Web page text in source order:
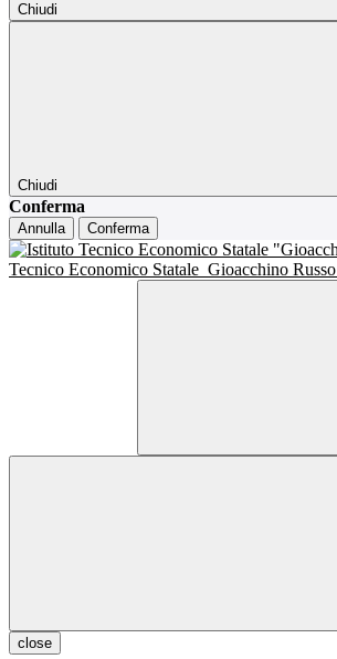
Chiudi
Chiudi
Conferma
Annulla Conferma
Tecnico Economico Statale Gioacchino Russo
close